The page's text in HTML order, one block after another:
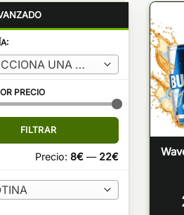
SELECCIONA UNA CATEGORÍA
PRECIO
FILTRAR
Precio: 8€— 22€